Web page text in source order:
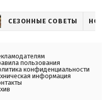
СЕЗОННЫЕ СОВЕТЫ
пользования
конфиденциальности
информация